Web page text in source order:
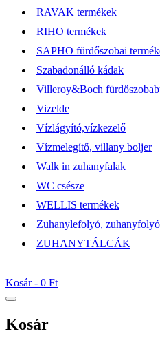
RAVAK termékek
RIHO termékek
SAPHO fürdőszobai
Szabadonálló kádak
Villeroy&Boch
Vizelde
Vízlágyító,vízkezelő
Vízmelegítő, villany boljer
Walk in zuhanyfalak
WC csésze
WELLIS termékek
Zuhanylefolyó,
ZUHANYTÁLCÁK
Kosár - 0 Ft
Kosár